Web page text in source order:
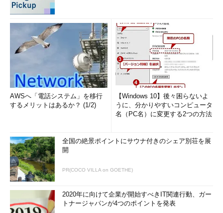
AWSへ「電話システム」を移行
するメリットはあるか？ (1/2)
【Windows 10】後々困らないよ
うに、分かりやすいコンピュータ
名（PC名）に変更する2つの方法
全国の絶景ポイントにサウナ付きのシェア別荘を展
開
PR(COCO VILLA on GOETHE)
2020年に向けて企業が開始すべきIT関連行動、ガー
トナージャパンが4つのポイントを発表